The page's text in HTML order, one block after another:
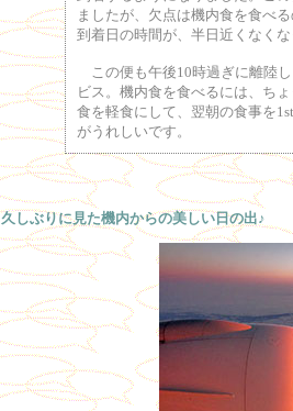
ましたが、欠点は機内食を食べ
到着日の時間が、半日近くなく
この便も午後10時過ぎに離陸
ビス。機内食を食べるには、ち
食を軽食にして、翌朝の食事を
がうれしいです。
久しぶりに見た機内からの美しい日の出♪